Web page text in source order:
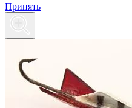
Принять